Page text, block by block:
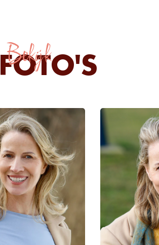
Bekijk
FOTO'S